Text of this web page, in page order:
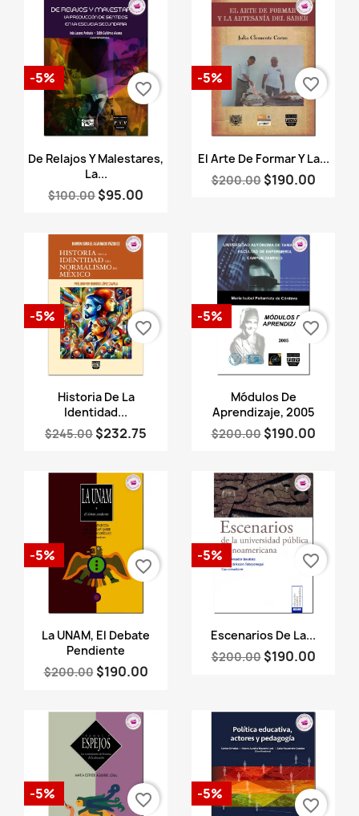
Vista rápida
De Relajos Y Malestares,
La...
$100.00 $95.00
-5%
favorite_border
 Vista rápida
El Arte De Formar Y La...
$200.00 $190.00
-5% favorite_border
Vista rápida
Historia De La
Identidad...
$245.00 $232.75
-5%
favorite_border
Vista rápida
Módulos De
Aprendizaje, 2005
$200.00 $190.00
-5%
favorite_border
Vista rápida
La UNAM, El Debate
Pendiente
$200.00 $190.00
-5%
favorite_border
Vista rápida
Escenarios De La...
$200.00 $190.00
-5% favorite_border
-5% favorite_border -5%
favorite_border